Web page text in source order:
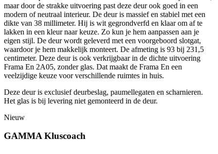
maar door de strakke uitvoering past deze deur ook goed in een
modern of neutraal interieur. De deur is massief en stabiel met een
dikte van 38 millimeter. Hij is wit gegrondverfd en klaar om af te
lakken in een kleur naar keuze. Zo kun je hem aanpassen aan je
eigen stijl. De deur wordt geleverd met een voorgeboord slotgat,
waardoor je hem makkelijk monteert. De afmeting is 93 bij 231,5
centimeter. Deze deur is ook verkrijgbaar in de dichte uitvoering
Frama En 2A05, zonder glas. Dat maakt de Frama En een
veelzijdige keuze voor verschillende ruimtes in huis.
Deze deur is exclusief deurbeslag, paumellegaten en scharnieren.
Het glas is bij levering niet gemonteerd in de deur.
Nieuw
GAMMA Kluscoach